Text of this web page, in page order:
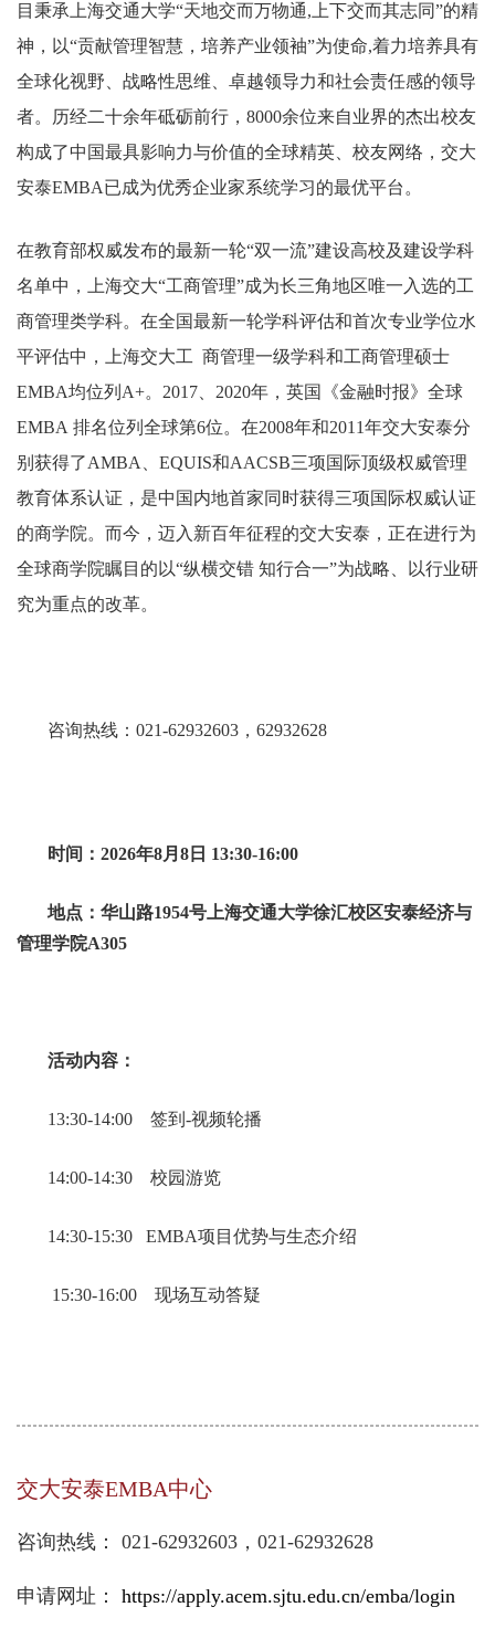
目秉承上海交通大学“天地交而万物通,上下交而其志同”的精
神，以“贡献管理智慧，培养产业领袖”为使命,着力培养具有
全球化视野、战略性思维、卓越领导力和社会责任感的领导
者。历经二十余年砥砺前行，8000余位来自业界的杰出校友
构成了中国最具影响力与价值的全球精英、校友网络，交大
安泰EMBA已成为优秀企业家系统学习的最优平台。
在教育部权威发布的最新一轮“双一流”建设高校及建设学科
名单中，上海交大“工商管理”成为长三角地区唯一入选的工
商管理类学科。在全国最新一轮学科评估和首次专业学位水
平评估中，上海交大工 商管理一级学科和工商管理硕士
EMBA均位列A+。2017、2020年，英国《金融时报》全球
EMBA 排名位列全球第6位。在2008年和2011年交大安泰分
别获得了AMBA、EQUIS和AACSB三项国际顶级权威管理
教育体系认证，是中国内地首家同时获得三项国际权威认证
的商学院。而今，迈入新百年征程的交大安泰，正在进行为
全球商学院瞩目的以“纵横交错 知行合一”为战略、以行业研
究为重点的改革。
咨询热线：021-62932603，62932628
时间：2026年8月8日 13:30-16:00
地点：华山路1954号上海交通大学徐汇校区安泰经济与
管理学院A305
活动内容：
13:30-14:00 签到-视频轮播
14:00-14:30 校园游览
14:30-15:30 EMBA项目优势与生态介绍
15:30-16:00 现场互动答疑
交大安泰EMBA中心
咨询热线： 021-62932603，021-62932628
申请网址： https://apply.acem.sjtu.edu.cn/emba/login